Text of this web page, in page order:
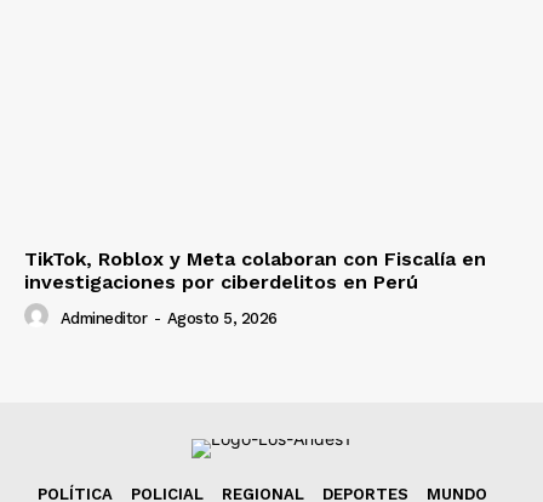
TikTok, Roblox y Meta colaboran con Fiscalía en
investigaciones por ciberdelitos en Perú
Admineditor - Agosto 5, 2026
POLÍTICA POLICIAL REGIONAL DEPORTES
MUNDO